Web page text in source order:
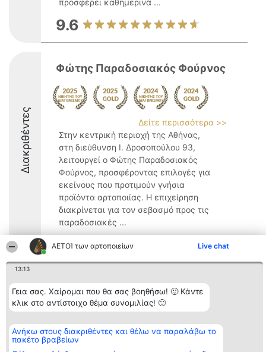
ΑΕΤΟΊ των αρτοποιείων Live chat
13:13
Γεια σας. Χαίρομαι που θα σας βοηθήσω! 🙂 Κάντε
κλικ στο αντίστοιχο θέμα συνομιλίας! 🙂
Ανήκω στους διακριθέντες και θέλω να παραλάβω το
πακέτο βραβείων
προσφέρει καθημερινά ...
9.6
Διακριθέντες
Φώτης Παραδοσιακός Φούρνος
Δείτε περισσότερα >>
Στην κεντρική περιοχή της Αθήνας,
στη διεύθυνση Ι. Δροσοπούλου 93,
λειτουργεί ο Φώτης Παραδοσιακός
Φούρνος, προσφέροντας επιλογές για
εκείνους που προτιμούν γνήσια
προϊόντα αρτοποιίας. Η επιχείρηση
διακρίνεται για τον σεβασμό προς τις
παραδοσιακές ...
9
Διοργανωτής της
κατάταξης
BEAUTIFUL COMPANY
Μονοπρόσωπη ΙΚΕ
2104128019
email:
Κατάταξη
Διακριθέντες
Λίστα όλων
των
Μεθοδολογία
Επικοινωνία
Επικοινωνία